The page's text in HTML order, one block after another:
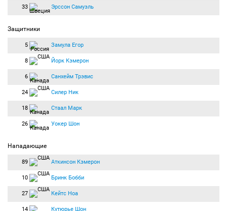
33 Эрссон Самуэль
Защитники
5 Замула Егор
8 Йорк Кэмерон
6 Санхейм Трэвис
24 Силер Ник
18 Стаал Марк
26 Уокер Шон
Нападающие
89 Аткинсон Кэмерон
10 Бринк Бобби
27 Кейтс Ноа
14 Кутюрье Шон